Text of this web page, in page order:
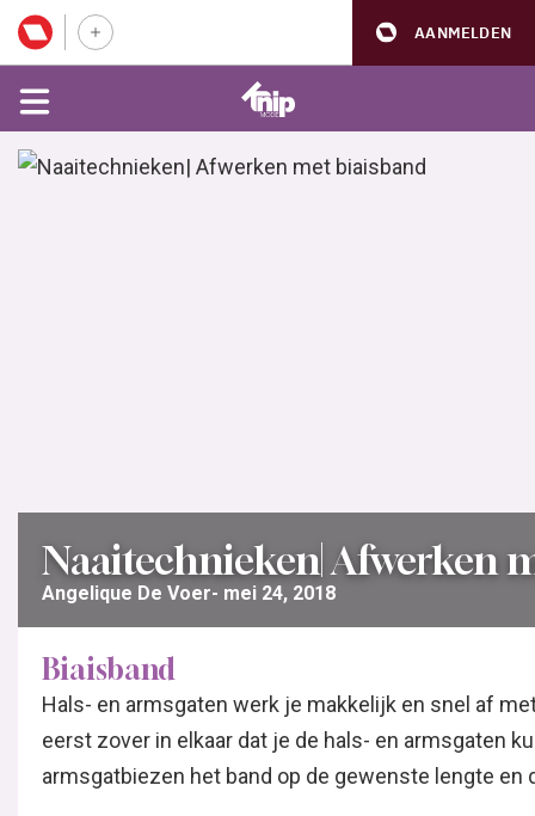
AANMELDEN
Naaitechnieken| Afwerken
Angelique De Voer mei 24, 2018
Biaisband
Hals- en armsgaten werk je makkelijk en snel af
eerst zover in elkaar dat je de hals- en armsgaten
armsgatbiezen het band op de gewenste lengte en